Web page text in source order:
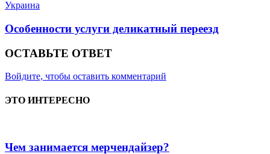
Украина
Особенности услуги деликатный переезд
ОСТАВЬТЕ ОТВЕТ
Войдите, чтобы оставить комментарий
ЭТО ИНТЕРЕСНО
Чем занимается мерчендайзер?